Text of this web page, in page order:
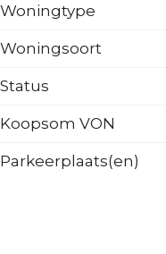
Woningtype
Woningsoort
Status
Koopsom VON
Parkeerplaats(en)